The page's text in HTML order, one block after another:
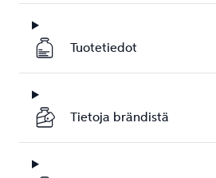
Tuotetiedot
Tietoja brändistä